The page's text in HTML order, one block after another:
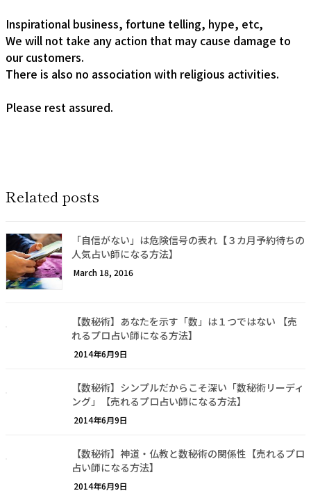
Inspirational business, fortune telling, hype, etc,
We will not take any action that may cause damage to
our customers.
There is also no association with religious activities.
Please rest assured.
Related posts
「自信がない」は危険信号の表れ【３カ月予約待ちの
人気占い師になる方法】
March 18, 2016
【数秘術】あなたを示す「数」は１つではない 【売
れるプロ占い師になる方法】
2014年6月9日
【数秘術】シンプルだからこそ深い「数秘術リーディ
ング」【売れるプロ占い師になる方法】
2014年6月9日
【数秘術】神道・仏教と数秘術の関係性【売れるプロ
占い師になる方法】
2014年6月9日